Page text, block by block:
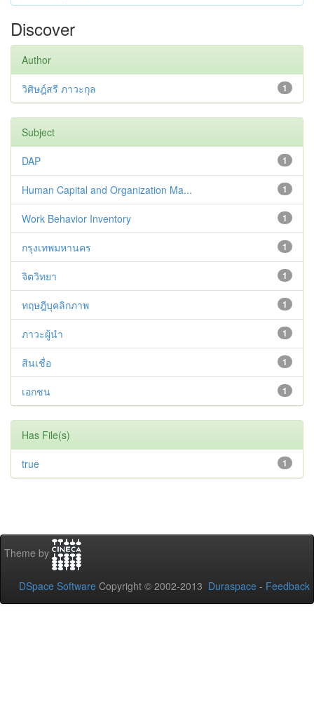
Discover
Author
1
วิศิษฎ์สรี ภาวะกุล
Subject
1
DAP
1
Human Capital and Organization Ma...
1
Work Behavior Inventory
1
กรุงเทพมหานคร
1
จิตวิทยา
1
ทฤษฎีบุคลิกภาพ
1
ภาวะผู้นำ
1
สินเชื่อ
1
เอกชน
Has File(s)
1
true
Theme by
DSpace Software Copyright © 2002-2013 Duraspace - Feedback